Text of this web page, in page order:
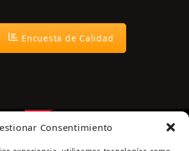
Consentimiento
Encuesta de Calidad